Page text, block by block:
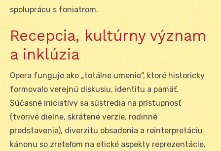
spoluprácu s foniatrom.
Recepcia, kultúrny význam
a inklúzia
Opera funguje ako „totálne umenie“, ktoré historicky
formovalo verejnú diskusiu, identitu a pamäť.
Súčasné iniciatívy sa sústredia na prístupnosť
(tvorivé dielne, skrátené verzie, rodinné
predstavenia), diverzitu obsadenia a reinterpretáciu
kánonu so zreteľom na etické aspekty reprezentácie.